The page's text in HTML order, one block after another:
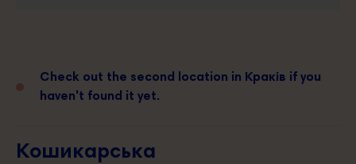
Check out the second location in Краків if you
haven't found it yet.
Кошикарська